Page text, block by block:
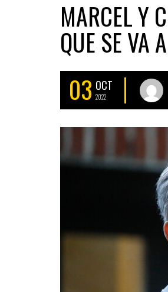
MARCEL Y
QUE SE VA
03 OCT
2022